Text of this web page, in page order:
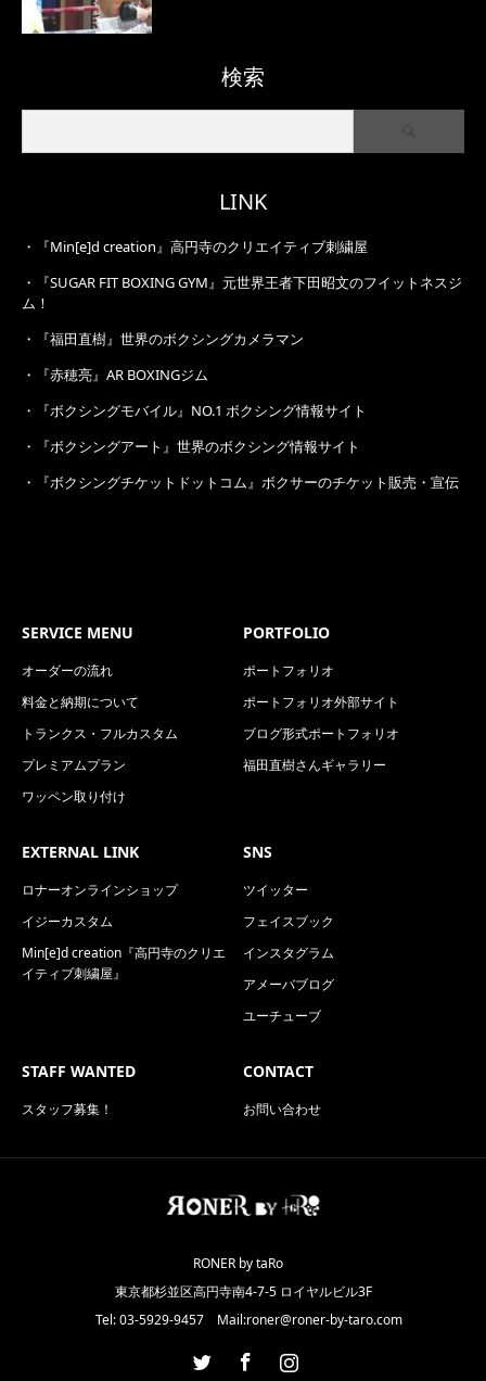
検索
LINK
・
『Min[e]d creation』高円寺のクリエイティブ刺繍屋
・
『SUGAR FIT BOXING GYM』元世界王者下田昭文のフイットネスジ
ム！
・
『福田直樹』世界のボクシングカメラマン
・
『赤穂亮』AR BOXINGジム
・
『ボクシングモバイル』NO.1 ボクシング情報サイト
・
『ボクシングアート』世界のボクシング情報サイト
・
『ボクシングチケットドットコム』ボクサーのチケット販売・宣伝
SERVICE MENU
オーダーの流れ
料金と納期について
トランクス・フルカスタム
プレミアムプラン
ワッペン取り付け
PORTFOLIO
ポートフォリオ
ポートフォリオ外部サイト
ブログ形式ポートフォリオ
福田直樹さんギャラリー
EXTERNAL LINK
ロナーオンラインショップ
イジーカスタム
Min[e]d creation『高円寺のクリエ
イティブ刺繍屋』
SNS
ツイッター
フェイスブック
インスタグラム
アメーバブログ
ユーチューブ
STAFF WANTED
スタッフ募集！
CONTACT
お問い合わせ
RONER by taRo
東京都杉並区高円寺南4-7-5 ロイヤルビル3F
Tel: 03-5929-9457 Mail:roner@roner-by-taro.com
Instagram